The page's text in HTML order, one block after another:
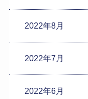
2022年8月
2022年7月
2022年6月